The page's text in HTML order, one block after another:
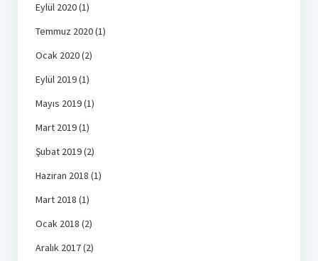
Eylül 2020(1)
Temmuz 2020(1)
Ocak 2020(2)
Eylül 2019(1)
Mayıs 2019(1)
Mart 2019(1)
Şubat 2019(2)
Haziran 2018 (1)
Mart 2018 (1)
Ocak 2018 (2)
Aralık 2017(2)